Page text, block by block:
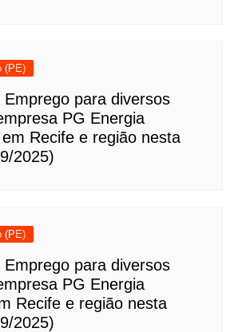
(PE)
Emprego para diversos
PG Energia
Recife e região nesta
2025)
(PE)
Emprego para diversos
PG Energia
Recife e região nesta
2025)